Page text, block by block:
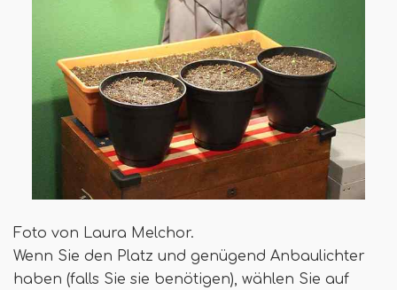
Foto von Laura Melchor.
Wenn Sie den Platz und genügend Anbaulichter
haben (falls Sie sie benötigen), wählen Sie auf